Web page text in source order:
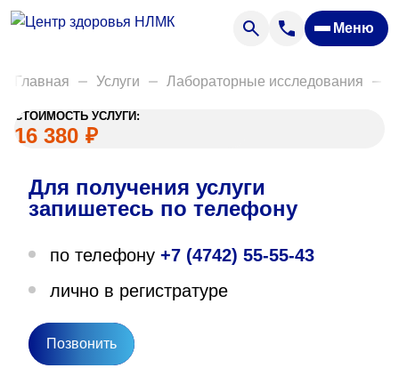
Меню
Анализы
Акции
Пациентам
Вакансии
О нас
Направления деятельности
Главная Услуги Лабораторные исследования
СТОИМОСТЬ УСЛУГИ:
16 380 ₽
Для получения услуги
запишетесь по телефону
по телефону +7 (4742) 55-55-43
лично в регистратуре
Позвонить